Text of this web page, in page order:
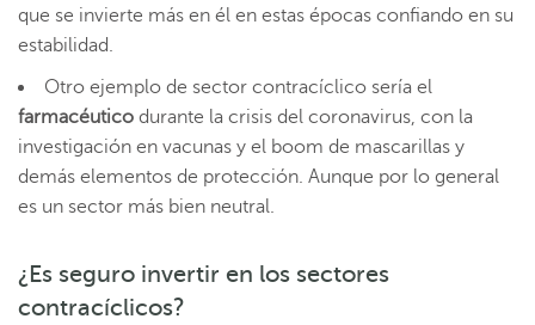
que se invierte más en él en estas épocas confiando en su
estabilidad.
Otro ejemplo de sector contracíclico sería el
farmacéutico durante la crisis del coronavirus, con la
investigación en vacunas y el boom de mascarillas y
demás elementos de protección. Aunque por lo general
es un sector más bien neutral.
¿Es seguro invertir en los sectores
contracíclicos?